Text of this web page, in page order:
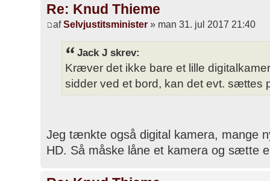
Re: Knud Thieme
afSelvjustitsminister » man 31. jul 2017 21:40
Jack J skrev:
Kræver det ikke bare et lille
sidder ved et bord, kan det evt. sættes
Jeg tænkte også digital kamera, mange
HD. Så måske låne et kamera og sætte